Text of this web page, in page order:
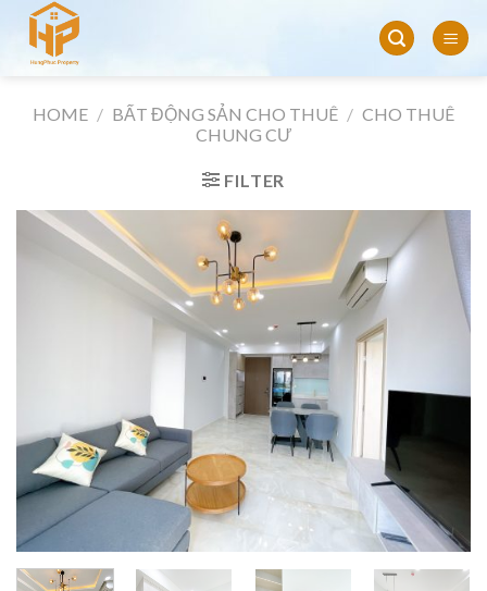
Skip
content
HOME / BẤT ĐỘNG SẢN CHO THUÊ / CHO THUÊ
CHUNG CƯ
FILTER